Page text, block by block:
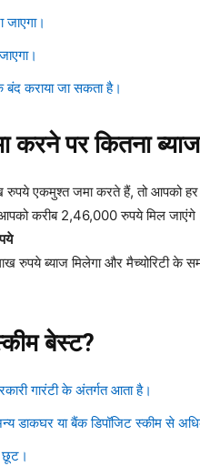
बंद कराया जा सकता है।
पर कितना ब्याज
एकमुश्त जमा करते हैं, तो आपको हर
करीब 2,46,000 रुपये मिल
ब्याज मिलेगा और मैच्योरिटी के
बेस्ट?
गारंटी के अंतर्गत आता है।
डाकघर या बैंक डिपॉजिट स्कीम से
छूट।